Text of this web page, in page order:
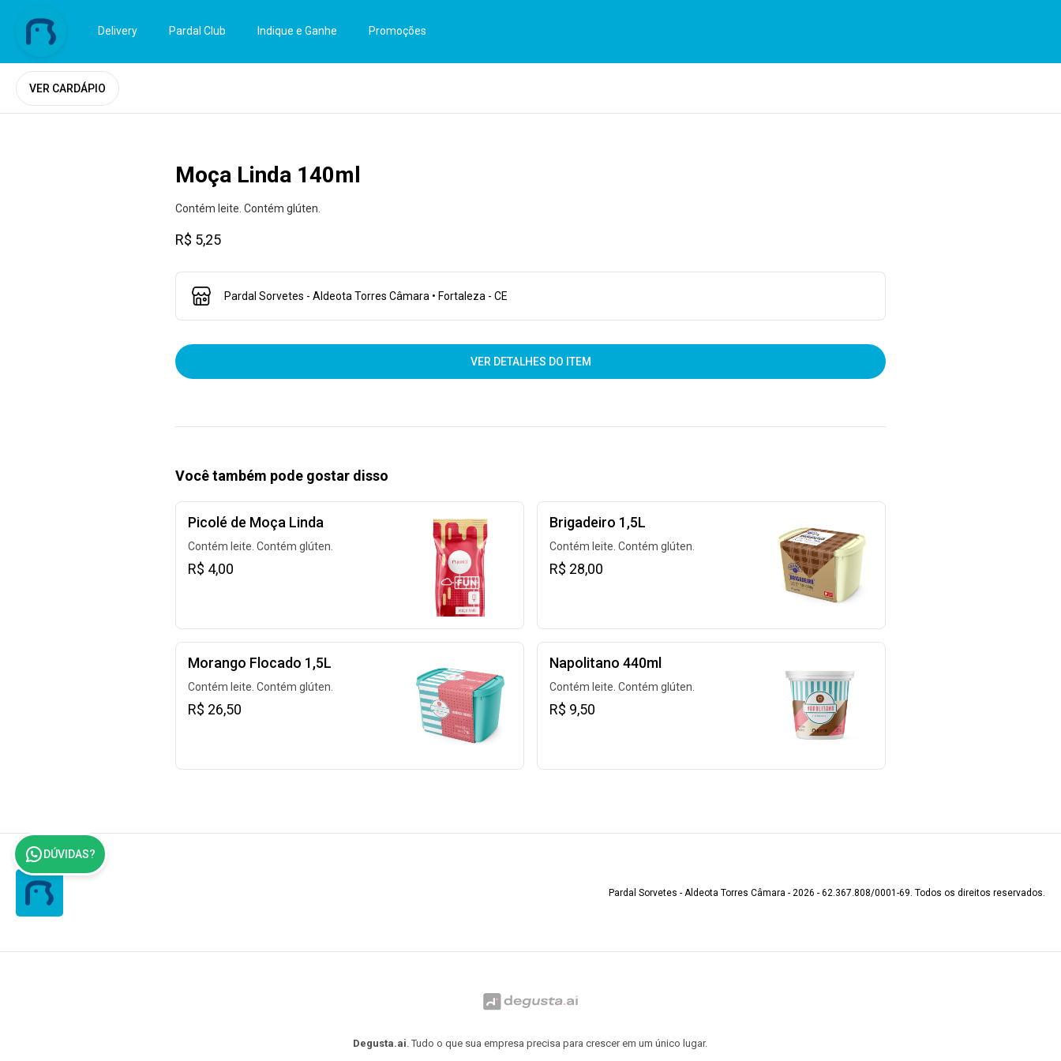
Delivery Pardal Club Indique e Ganhe Promoções
VER CARDÁPIO
Moça Linda 140ml
Contém leite. Contém glúten.
R$ 5,25
Pardal Sorvetes - Aldeota Torres Câmara • Fortaleza - CE
VER DETALHES DO ITEM
Você também pode gostar disso
Picolé de Moça Linda
Contém leite. Contém glúten.
R$ 4,00
Brigadeiro 1,5L
Contém leite. Contém glúten.
R$ 28,00
Morango Flocado 1,5L
Contém leite. Contém glúten.
R$ 26,50
Napolitano 440ml
Contém leite. Contém glúten.
R$ 9,50
DÚVIDAS?
Pardal Sorvetes - Aldeota Torres Câmara - 2026 - 62.367.808/0001-69. Todos os direitos reservados.
Degusta.ai. Tudo o que sua empresa precisa para crescer em um único lugar.